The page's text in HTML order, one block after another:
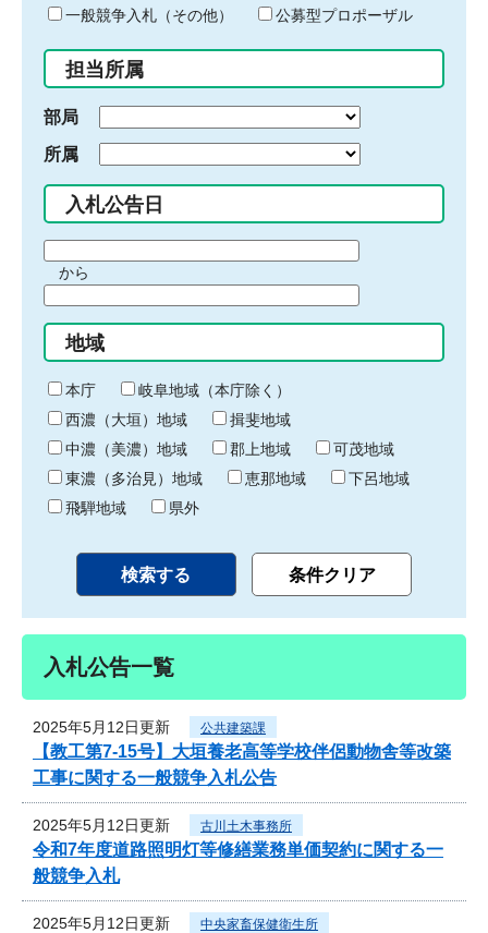
ド
入
力
一般競争入札（その他）
公募型プロポーザル
担当所属
部局
所属
入札公告日
間
始
り
から
間
終
わ
り
地域
本庁
岐阜地域（本庁除く）
西濃（大垣）地域
揖斐地域
中濃（美濃）地域
郡上地域
可茂地域
東濃（多治見）地域
恵那地域
下呂地域
飛騨地域
県外
入札公告一覧
2025年5月12日更新 公共建築課
【教工第7-15号】大垣養老高等学校伴侶動物舎等改築
工事に関する一般競争入札公告
2025年5月12日更新 古川土木事務所
令和7年度道路照明灯等修繕業務単価契約に関する一
般競争入札
2025年5月12日更新 中央家畜保健衛生所